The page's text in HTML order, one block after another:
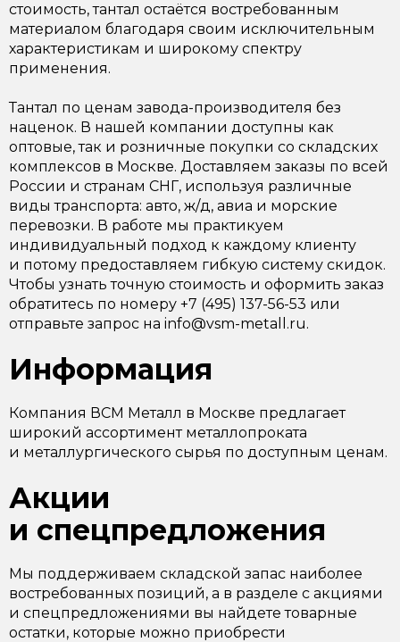
стоимость, тантал остаётся востребованным
материалом благодаря своим исключительным
характеристикам и широкому спектру
применения.
Тантал по ценам завода-производителя без
наценок. В нашей компании доступны как
оптовые, так и розничные покупки со складских
комплексов в Москве. Доставляем заказы по всей
России и странам СНГ, используя различные
виды транспорта: авто, ж/д, авиа и морские
перевозки. В работе мы практикуем
индивидуальный подход к каждому клиенту
и потому предоставляем гибкую систему скидок.
Чтобы узнать точную стоимость и оформить заказ
обратитесь по номеру +7 (495) 137-56-53 или
отправьте запрос на info@vsm-metall.ru.
Информация
Компания ВСМ Металл в Москве предлагает
широкий ассортимент металлопроката
и металлургического сырья по доступным ценам.
Акции
и спецпредложения
Мы поддерживаем складской запас наиболее
востребованных позиций, а в разделе с акциями
и спецпредложениями вы найдете товарные
остатки, которые можно приобрести